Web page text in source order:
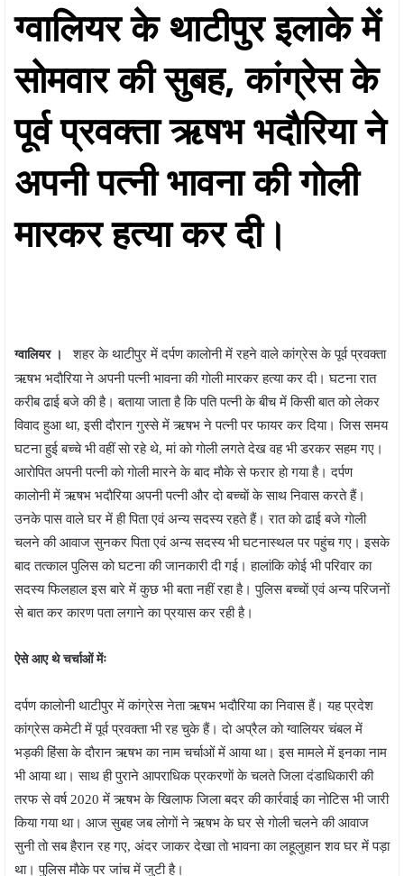
ग्वालियर के थाटीपुर इलाके में
साेमवार की सुबह, कांग्रेस के
पूर्व प्रवक्ता ऋषभ भदाैरिया ने
अपनी पत्नी भावना की गाेली
मारकर हत्या कर दी।
ग्वालियर ।
शहर के थाटीपुर में दर्पण कालाेनी में रहने वाले कांग्रेस के पूर्व प्रवक्ता
ऋषभ भदाैरिया ने अपनी पत्नी भावना की गाेली मारकर हत्या कर दी। घटना रात
करीब ढाई बजे की है। बताया जाता है कि पति पत्नी के बीच में किसी बात काे लेकर
विवाद हुआ था, इसी दाैरान गुस्से में ऋषभ ने पत्नी पर फायर कर दिया। जिस समय
घटना हुई बच्चे भी वहीं साे रहे थे, मां काे गाेली लगते देख वह भी डरकर सहम गए।
आराेपित अपनी पत्नी काे गाेली मारने के बाद माैके से फरार हाे गया है। दर्पण
कालाेनी में ऋषभ भदाैरिया अपनी पत्नी और दाे बच्चाें के साथ निवास करते हैं।
उनके पास वाले घर में ही पिता एवं अन्य सदस्य रहते हैं। रात काे ढाई बजे गाेली
चलने की आवाज सुनकर पिता एवं अन्य सदस्य भी घटनास्थल पर पहुंच गए। इसके
बाद तत्काल पुलिस काे घटना की जानकारी दी गई। हालांकि काेई भी परिवार का
सदस्य फिलहाल इस बारे में कुछ भी बता नहीं रहा है। पुलिस बच्चाें एवं अन्य परिजनाें
से बात कर कारण पता लगाने का प्रयास कर रही है।
ऐसे आए थे चर्चाओं मेंः
दर्पण कालाेनी थाटीपुर में कांग्रेस नेता ऋषभ भदाैरिया का निवास हैं। यह प्रदेश
कांग्रेस कमेटी में पूर्व प्रवक्ता भी रह चुके हैं। दाे अप्रैल काे ग्वालियर चंबल में
भड़की हिंसा के दाैरान ऋषभ का नाम चर्चाओं में आया था। इस मामले में इनका नाम
भी आया था। साथ ही पुराने आपराधिक प्रकरणाें के चलते जिला दंडाधिकारी की
तरफ से वर्ष 2020 में ऋषभ के खिलाफ जिला बदर की कार्रवाई का नाेटिस भी जारी
किया गया था। आज सुबह जब लाेगाें ने ऋषभ के घर से गाेली चलने की आवाज
सुनी ताे सब हैरान रह गए, अंदर जाकर देखा ताे भावना का लहूलुहान शव घर में पड़ा
था। पुलिस माैके पर जांच में जुटी है।